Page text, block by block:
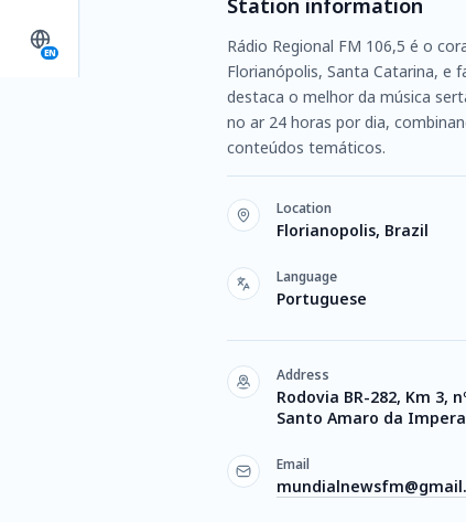
EN
Station information
Rádio Regional FM 106,5 é o
Florianópolis, Santa Catarina, e
destaca o melhor da música
no ar 24 horas por dia,
conteúdos temáticos.
Location
Florianopolis, Brazil
Language
Portuguese
Address
Rodovia BR-282, Km 3,
Santo Amaro da
Email